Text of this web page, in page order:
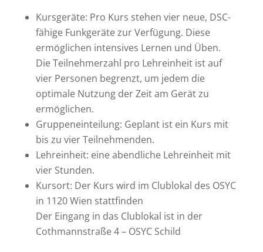
Kursgeräte: Pro Kurs stehen vier neue, DSC-
fähige Funkgeräte zur Verfügung. Diese
ermöglichen intensives Lernen und Üben.
Die Teilnehmerzahl pro Lehreinheit ist auf
vier Personen begrenzt, um jedem die
optimale Nutzung der Zeit am Gerät zu
ermöglichen.
Gruppeneinteilung: Geplant ist ein Kurs mit
bis zu vier Teilnehmenden.
Lehreinheit: eine abendliche Lehreinheit mit
vier Stunden.
Kursort: Der Kurs wird im Clublokal des OSYC
in 1120 Wien stattfinden
Der Eingang in das Clublokal ist in der
Cothmannstraße 4 – OSYC Schild